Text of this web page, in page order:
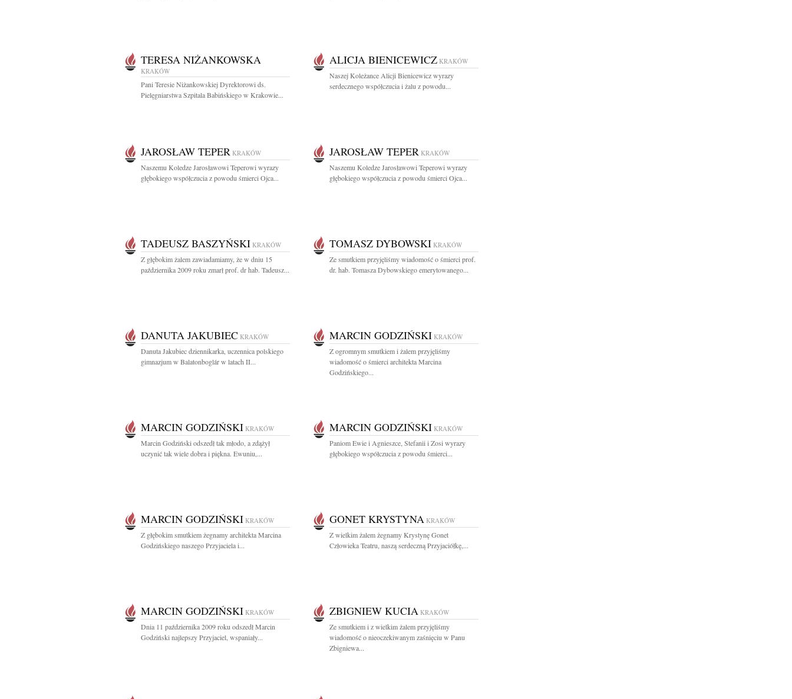
TERESA NIŻANKOWSKA
KRAKÓW
Pani Teresie Niżankowskiej Dyrektorowi ds.
Pielęgniarstwa Szpitala Babińskiego w Krakowie...
ALICJA BIENICEWICZ KRAKÓW
Naszej Koleżance Alicji Bienicewicz wyrazy
serdecznego współczucia i żalu z powodu...
JAROSŁAW TEPER KRAKÓW
Naszemu Koledze Jarosławowi Teperowi wyrazy
głębokiego współczucia z powodu śmierci Ojca...
JAROSŁAW TEPER KRAKÓW
Naszemu Koledze Jarosławowi Teperowi wyrazy
głębokiego współczucia z powodu śmierci Ojca...
TADEUSZ BASZYŃSKI KRAKÓW
Z głębokim żalem zawiadamiamy, że w dniu 15
października 2009 roku zmarł prof. dr hab. Tadeusz...
TOMASZ DYBOWSKI KRAKÓW
Ze smutkiem przyjęliśmy wiadomość o śmierci prof.
dr. hab. Tomasza Dybowskiego emerytowanego...
DANUTA JAKUBIEC KRAKÓW
Danuta Jakubiec dziennikarka, uczennica polskiego
gimnazjum w Balatonboglár w latach II...
MARCIN GODZIŃSKI KRAKÓW
Z ogromnym smutkiem i żalem przyjęliśmy
wiadomość o śmierci architekta Marcina
Godzińskiego...
MARCIN GODZIŃSKI KRAKÓW
Marcin Godziński odszedł tak młodo, a zdążył
uczynić tak wiele dobra i piękna. Ewuniu,...
MARCIN GODZIŃSKI KRAKÓW
Paniom Ewie i Agnieszce, Stefanii i Zosi wyrazy
głębokiego współczucia z powodu śmierci...
MARCIN GODZIŃSKI KRAKÓW
Z głębokim smutkiem żegnamy architekta Marcina
Godzińskiego naszego Przyjaciela i...
GONET KRYSTYNA KRAKÓW
Z wielkim żalem żegnamy Krystynę Gonet
Człowieka Teatru, naszą serdeczną Przyjaciółkę,...
MARCIN GODZIŃSKI KRAKÓW
Dnia 11 października 2009 roku odszedł Marcin
Godziński najlepszy Przyjaciel, wspaniały...
ZBIGNIEW KUCIA KRAKÓW
Ze smutkiem i z wielkim żalem przyjęliśmy
wiadomość o nieoczekiwanym zaśnięciu w Panu
Zbigniewa...